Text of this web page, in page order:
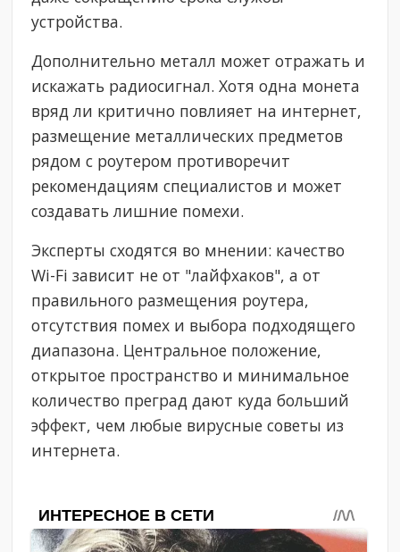
устройства.
Дополнительно металл может отражать и
искажать радиосигнал. Хотя одна монета
вряд ли критично повлияет на интернет,
размещение металлических предметов
рядом с роутером противоречит
рекомендациям специалистов и может
создавать лишние помехи.
Эксперты сходятся во мнении: качество
Wi-Fi зависит не от "лайфхаков", а от
правильного размещения роутера,
отсутствия помех и выбора подходящего
диапазона. Центральное положение,
открытое пространство и минимальное
количество преград дают куда больший
эффект, чем любые вирусные советы из
интернета.